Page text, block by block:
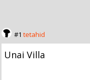
#1 tetahid
Unai Villa